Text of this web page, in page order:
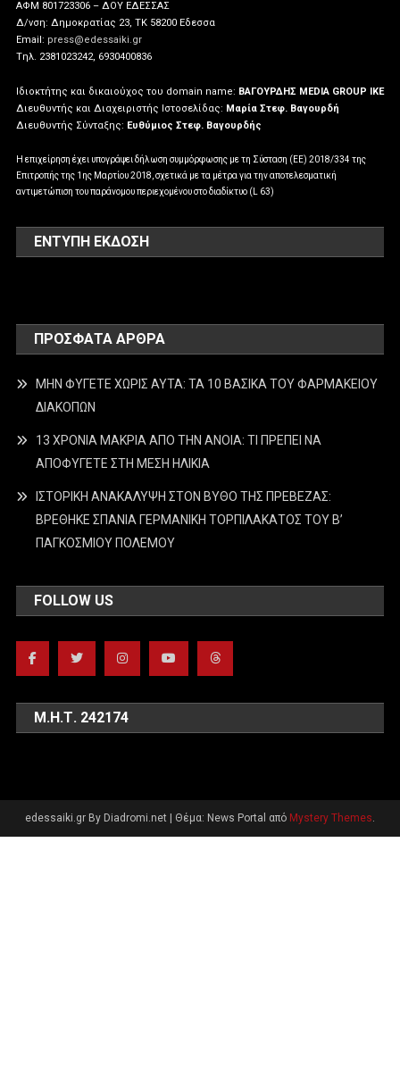
ΑΦΜ 801723306 – ΔΟΥ ΕΔΕΣΣΑΣ
Δ/νση: Δημοκρατίας 23, ΤΚ 58200 Εδεσσα
Email: press@edessaiki.gr
Tηλ. 2381023242, 6930400836
Ιδιοκτήτης και δικαιούχος του domain name: ΒΑΓΟΥΡΔΗΣ MEDIA GROUP IKE
Διευθυντής και Διαχειριστής Ιστοσελίδας: Μαρία Στεφ. Βαγουρδή
Διευθυντής Σύνταξης: Ευθύμιος Στεφ. Βαγουρδής
Η επιχείρηση έχει υπογράψει δήλωση συμμόρφωσης με τη Σύσταση (ΕΕ) 2018/334 της
Επιτροπής της 1ης Μαρτίου 2018, σχετικά με τα μέτρα για την αποτελεσματική
αντιμετώπιση του παράνομου περιεχομένου στο διαδίκτυο (L 63)
ΕΝΤΥΠΗ ΕΚΔΟΣΗ
ΠΡΌΣΦΑΤΑ ΆΡΘΡΑ
ΜΗΝ ΦΥΓΕΤΕ ΧΩΡΙΣ ΑΥΤΑ: ΤΑ 10 ΒΑΣΙΚΑ ΤΟΥ ΦΑΡΜΑΚΕΙΟΥ
ΔΙΑΚΟΠΩΝ
13 ΧΡΟΝΙΑ ΜΑΚΡΙΑ ΑΠΟ ΤΗΝ ΑΝΟΙΑ: ΤΙ ΠΡΕΠΕΙ ΝΑ
ΑΠΟΦΥΓΕΤΕ ΣΤΗ ΜΕΣΗ ΗΛΙΚΙΑ
ΙΣΤΟΡΙΚΗ ΑΝΑΚΑΛΥΨΗ ΣΤΟΝ ΒΥΘΟ ΤΗΣ ΠΡΕΒΕΖΑΣ:
ΒΡΕΘΗΚΕ ΣΠΑΝΙΑ ΓΕΡΜΑΝΙΚΗ ΤΟΡΠΙΛΑΚΑΤΟΣ ΤΟΥ Β’
ΠΑΓΚΟΣΜΙΟΥ ΠΟΛΕΜΟΥ
FOLLOW US
Μ.Η.Τ. 242174
edessaiki.gr By Diadromi.net Θέμα: News Portal από Mystery Themes.